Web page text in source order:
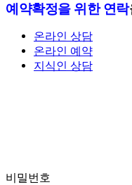
예약확정을 위한 연락
온라인 상담
온라인 예약
지식인 상담
비밀번호